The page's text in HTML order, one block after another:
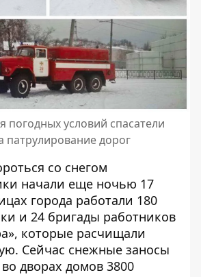
погодных условий спасатели
патрулирование дорог
со снегом
начали еще ночью 17
города работали 180
и 24 бригады работников
которые расчищали
Сейчас снежные заносы
дворах домов 3800